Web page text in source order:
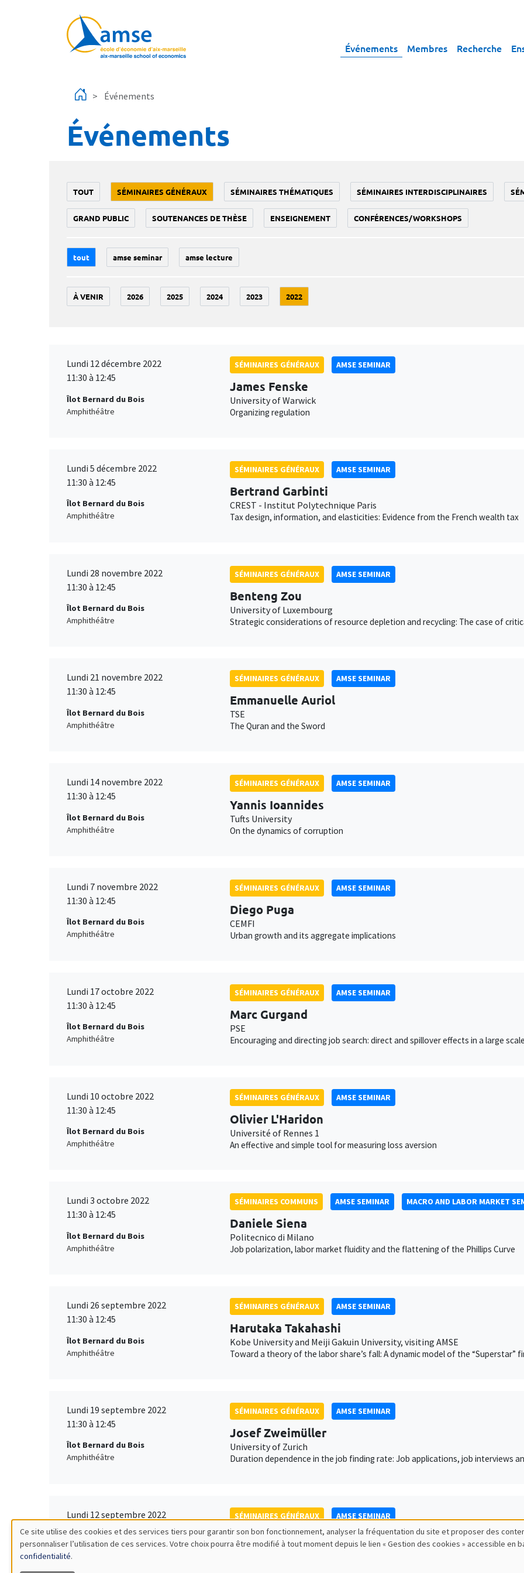
Événements Membres Recherche
Événements
Événements
TOUT SÉMINAIRES GÉNÉRAUX SÉMINAIRES THÉMATIQUES SÉMINAIRES INTERDISCIPLINAIRES
GRAND PUBLIC SOUTENANCES DE THÈSE ENSEIGNEMENT CONFÉRENCES/WORKSHOPS
tout amse seminar amse lecture
À VENIR 2026 2025 2024 2023 2022
Lundi 12 décembre 2022
11:30 à 12:45
Îlot Bernard du Bois
Amphithéâtre
SÉMINAIRES GÉNÉRAUX AMSE SEMINAR
James Fenske
University of Warwick
Organizing regulation
Lundi 5 décembre 2022
11:30 à 12:45
Îlot Bernard du Bois
Amphithéâtre
SÉMINAIRES GÉNÉRAUX AMSE SEMINAR
Bertrand Garbinti
CREST - Institut Polytechnique Paris
Tax design, information, and elasticities: Evidence from the French wealth tax
Lundi 28 novembre 2022
11:30 à 12:45
Îlot Bernard du Bois
Amphithéâtre
SÉMINAIRES GÉNÉRAUX AMSE SEMINAR
Benteng Zou
University of Luxembourg
Strategic considerations of resource depletion and recycling: The case of
Lundi 21 novembre 2022
11:30 à 12:45
Îlot Bernard du Bois
Amphithéâtre
SÉMINAIRES GÉNÉRAUX AMSE SEMINAR
Emmanuelle Auriol
TSE
The Quran and the Sword
Lundi 14 novembre 2022
11:30 à 12:45
Îlot Bernard du Bois
Amphithéâtre
SÉMINAIRES GÉNÉRAUX AMSE SEMINAR
Yannis Ioannides
Tufts University
On the dynamics of corruption
Lundi 7 novembre 2022
11:30 à 12:45
Îlot Bernard du Bois
Amphithéâtre
SÉMINAIRES GÉNÉRAUX AMSE SEMINAR
Diego Puga
CEMFI
Urban growth and its aggregate implications
Lundi 17 octobre 2022
11:30 à 12:45
Îlot Bernard du Bois
Amphithéâtre
SÉMINAIRES GÉNÉRAUX AMSE SEMINAR
Marc Gurgand
PSE
Encouraging and directing job search: direct and spillover effects in a large
Lundi 10 octobre 2022
11:30 à 12:45
Îlot Bernard du Bois
Amphithéâtre
SÉMINAIRES GÉNÉRAUX AMSE SEMINAR
Olivier L'Haridon
Université of Rennes 1
An effective and simple tool for measuring loss aversion
Lundi 3 octobre 2022
11:30 à 12:45
Îlot Bernard du Bois
Amphithéâtre
SÉMINAIRES COMMUNS AMSE SEMINAR MACRO AND LABOR MARKET
Daniele Siena
Politecnico di Milano
Job polarization, labor market fluidity and the flattening of the Phillips Curve
Lundi 26 septembre 2022
11:30 à 12:45
Îlot Bernard du Bois
Amphithéâtre
SÉMINAIRES GÉNÉRAUX AMSE SEMINAR
Harutaka Takahashi
Kobe University and Meiji Gakuin University, visiting AMSE
Toward a theory of the labor share’s fall: A dynamic model of the “Superstar”
Lundi 19 septembre 2022
11:30 à 12:45
Îlot Bernard du Bois
Amphithéâtre
SÉMINAIRES GÉNÉRAUX AMSE SEMINAR
Josef Zweimüller
University of Zurich
Duration dependence in the job finding rate: Job applications, job interviews
Lundi 12 septembre 2022
11:30 à 12:45
Îlot Bernard du Bois
Amphithéâtre
SÉMINAIRES GÉNÉRAUX AMSE SEMINAR
Fanny Henriet
Utilisation
Ce site utilise des cookies et des services tiers pour garantir son bon fonctionnement, analyser la fréquentation du site et proposer des
personnaliser l’utilisation de ces services. Votre choix pourra être modifié à tout moment depuis le lien « Gestion des cookies » accessible en
confidentialité.